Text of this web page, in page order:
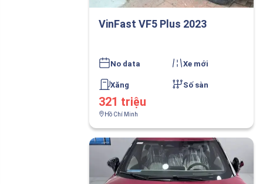
VinFast VF5 Plus 2023
No data Xe mới
Xăng Số sàn
321 triệu
Hồ Chí Minh